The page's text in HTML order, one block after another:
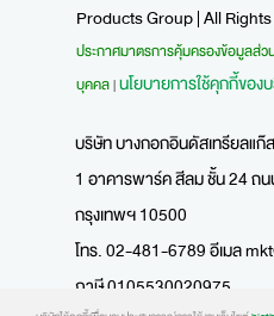
Products Group | All
ประกาศมาตรการคุ้มครองข้อมูลส่
บุคคล|นโยบายการใช้คุกกี้ของ
บริษัท บางกอกอินดัสเทรียลแ
1 อาคารพาร์ค สีลม ชั้น 24 ถ
กรุงเทพฯ 10500
โทร. 02-481-6789 อีเมล
ภาษี 0105530020975